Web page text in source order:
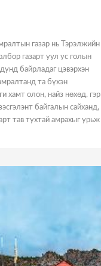
газар нь Тэрэлжийн
газарт уул ус голын
байрладаг цэвэрхэн
та бүхэн
хамт олон, найз нөхөд, гэр
байгалын сайханд,
тав тухтай амрахыг урьж